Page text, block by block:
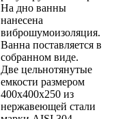
На дно ванны
нанесена
виброшумоизоляция.
Ванна поставляется в
собранном виде.
Две цельнотянутые
емкости размером
400х400х250 из
нержавеющей стали